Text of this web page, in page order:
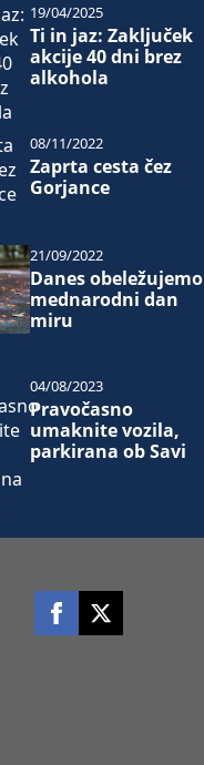
Ti in jaz: Zaključek
akcije 40 dni brez
alkohola
19/04/2025
Zaprta cesta čez
Gorjance
08/11/2022
Danes obeležujemo
mednarodni dan
miru
21/09/2022
Pravočasno
umaknite vozila,
parkirana ob Savi
04/08/2023